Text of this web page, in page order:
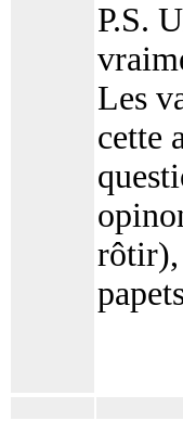
P.S.
Les
cette
rôtir),